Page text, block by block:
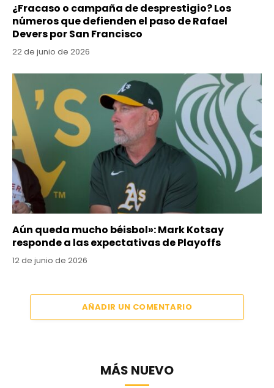
¿Fracaso o campaña de desprestigio? Los
números que defienden el paso de Rafael
Devers por San Francisco
22 de junio de 2026
Aún queda mucho béisbol»: Mark Kotsay
responde a las expectativas de Playoffs
12 de junio de 2026
AÑADIR UN COMENTARIO
MÁS NUEVO